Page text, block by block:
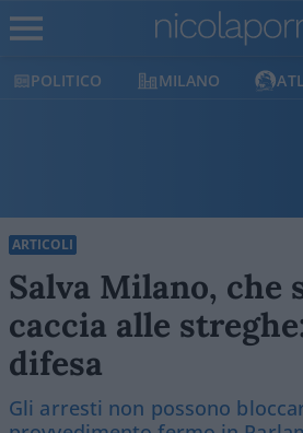
POLITICO MILANO
ARTICOLI
Salva Milano, che
caccia alle
difesa
Gli arresti non possono